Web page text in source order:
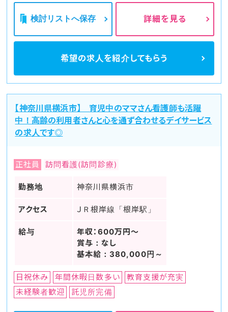
検討リストへ保存 詳細を見る
希望の求人を紹介してもらう
【神奈川県横浜市】 育児中のママさん看護師も活躍
中！高齢の利用者さんと心を通ず合わせるデイサービス
の求人です◎
正社員 訪問看護(訪問診療)
勤務地 神奈川県横浜市
アクセス ＪＲ根岸線「根岸駅」
給与
年収：600万円～
賞与：なし
基本給：380,000円～
日祝休み 年間休暇日数多い
教育支援が充実
未経験者歓迎
託児所完備